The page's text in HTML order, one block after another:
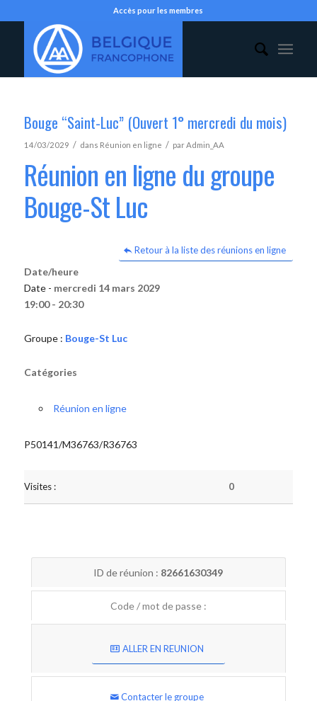
Accès pour les membres
Bouge “Saint-Luc” (Ouvert 1° mercredi du mois)
14/03/2029 / dans Réunion en ligne / parAdmin_AA
Réunion en ligne du groupe
Bouge-St Luc
Retour à la liste des réunions en ligne
Date/heure
Date - mercredi 14 mars 2029
19:00 - 20:30
Groupe : Bouge-St Luc
Catégories
Réunion en ligne
P50141/M36763/R36763
Visites : 0
ID de réunion : 82661630349
Code / mot de passe :
ALLER EN REUNION
Contacter le groupe